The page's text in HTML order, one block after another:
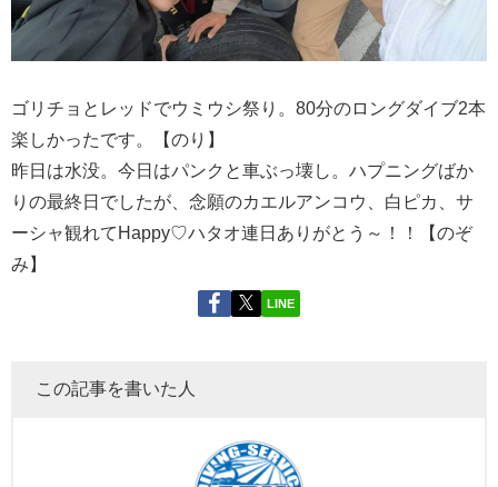
ゴリチョとレッドでウミウシ祭り。80分のロングダイブ2本
楽しかったです。【のり】
昨日は水没。今日はパンクと車ぶっ壊し。ハプニングばか
りの最終日でしたが、念願のカエルアンコウ、白ピカ、サ
ーシャ観れてHappy♡ハタオ連日ありがとう～！！【のぞ
み】
LINE
この記事を書いた人